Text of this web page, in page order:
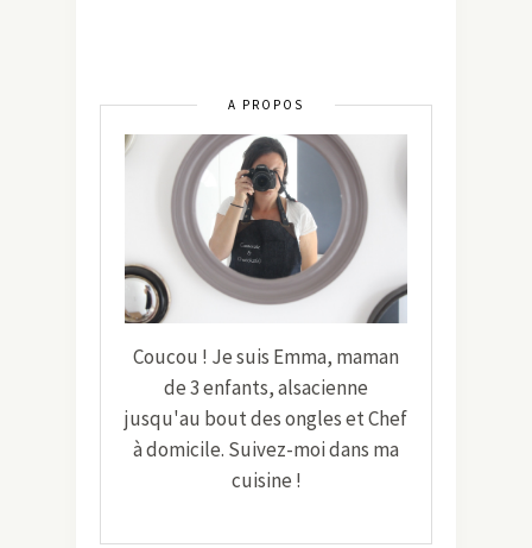
A PROPOS
Coucou ! Je suis Emma, maman
de 3 enfants, alsacienne
jusqu'au bout des ongles et Chef
à domicile. Suivez-moi dans ma
cuisine !